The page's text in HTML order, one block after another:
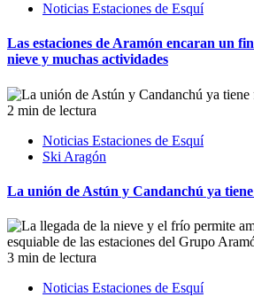
Noticias Estaciones de Esquí
Las estaciones de Aramón encaran un
nieve y muchas actividades
2 min de lectura
Noticias Estaciones de Esquí
Ski Aragón
La unión de Astún y Candanchú ya tiene
3 min de lectura
Noticias Estaciones de Esquí